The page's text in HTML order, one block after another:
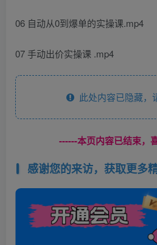
06 自动从0到爆单的实操课.mp4
07 手动出价实操课 .mp4
此处内容已隐藏，
------本页内容已结束，
感谢您的来访，获取更多